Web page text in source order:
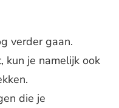
verder gaan.
kun je namelijk ook
die je